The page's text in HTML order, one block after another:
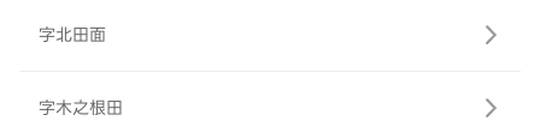
字北田面
字木之根田